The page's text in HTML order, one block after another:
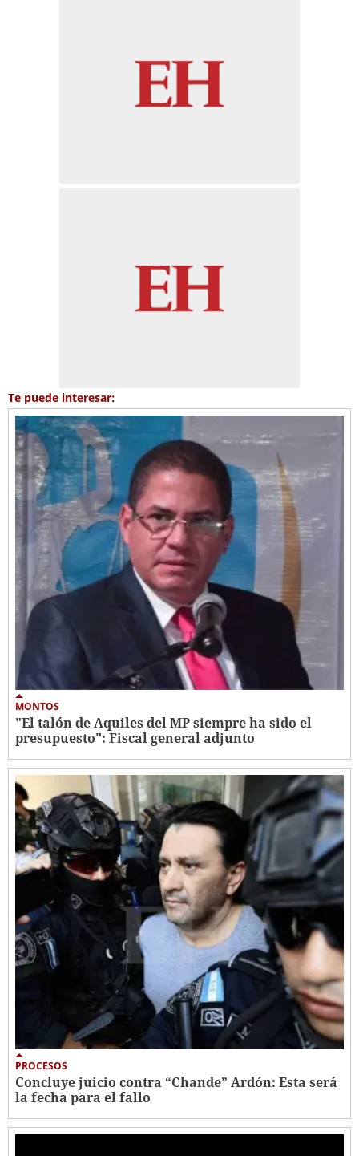
Te puede interesar:
MONTOS
"El talón de Aquiles del MP siempre ha sido el
presupuesto": Fiscal general adjunto
PROCESOS
Concluye juicio contra “Chande” Ardón: Esta será
la fecha para el fallo